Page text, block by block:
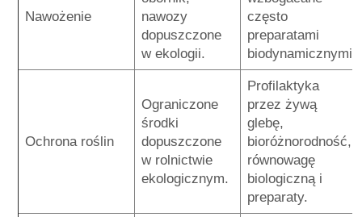
Nawożenie
nawozy
dopuszczone
w ekologii.
często
preparatami
biodynamicznymi.
Ochrona roślin
Ograniczone
środki
dopuszczone
w rolnictwie
ekologicznym.
Profilaktyka
przez żywą
glebę,
bioróżnorodność,
równowagę
biologiczną i
preparaty.